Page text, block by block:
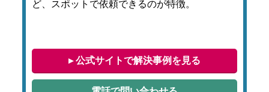
ど、スポットで依頼できるのが特徴。
▸ 公式サイトで解決事例を見る